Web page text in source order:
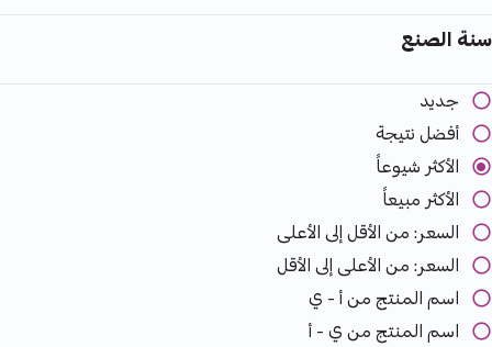
سنة الصنع
جديد
أفضل نتيجة
الأكثر شيوعاً
الأكثر مبيعاً
السعر: من الأقل إلى الأعلى
السعر: من الأعلى إلى الأقل
اسم المنتج من أ - ي
اسم المنتج من ي - أ